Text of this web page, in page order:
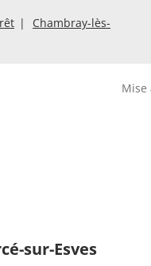
Chambray-lès-
Mise
sur-Esves